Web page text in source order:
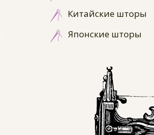
Китайские шторы
Японские шторы